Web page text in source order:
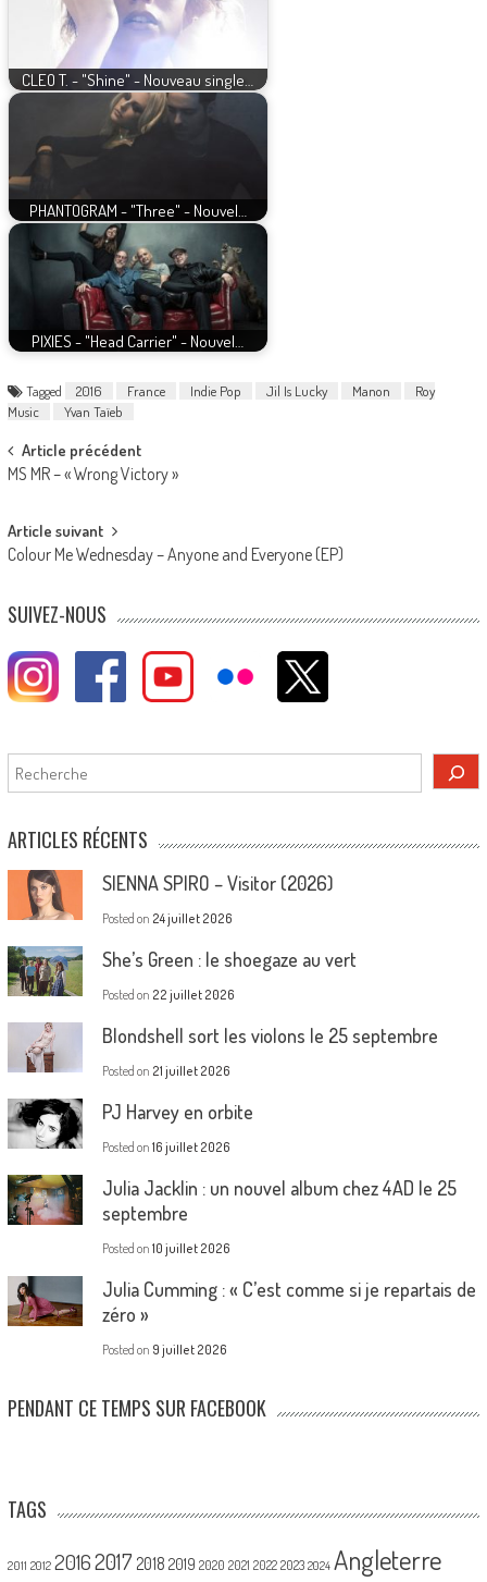
CLEO T. - "Shine" - Nouveau single…
PHANTOGRAM - "Three" - Nouvel…
PIXIES - "Head Carrier" - Nouvel…
Tagged 2016 France Indie Pop Jil Is Lucky Manon
Roy
Music
Yvan Taïeb
Post
navigation
Article précédent
MS MR – « Wrong Victory »
Article suivant
Colour Me Wednesday – Anyone and Everyone (EP)
SUIVEZ-NOUS
Rechercher
ARTICLES RÉCENTS
SIENNA SPIRO – Visitor (2026)
Posted on 24 juillet 2026
She’s Green : le shoegaze au vert
Posted on 22 juillet 2026
Blondshell sort les violons le 25 septembre
Posted on 21 juillet 2026
PJ Harvey en orbite
Posted on 16 juillet 2026
Julia Jacklin : un nouvel album chez 4AD le 25
septembre
Posted on 10 juillet 2026
Julia Cumming : « C’est comme si je repartais de
zéro »
Posted on 9 juillet 2026
PENDANT CE TEMPS SUR FACEBOOK
TAGS
2011 2012 20162017 2018 2019 2020 2021 2022 2023 2024 Angleterre